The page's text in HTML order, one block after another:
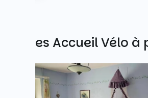
Autres Accueil Vélo